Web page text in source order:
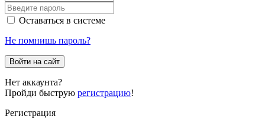
Оставаться в системе
Не помнишь пароль?
Войти на сайт
Нет аккаунта?
Пройди быструю регистрацию!
Регистрация